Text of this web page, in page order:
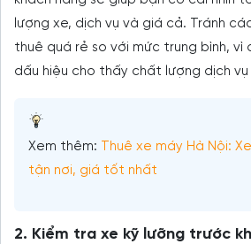
lượng xe, dịch vụ và giá cả. Tránh
thuê quá rẻ so với mức trung bình, vì
dấu hiệu cho thấy chất lượng dịch
Xem thêm:
Thuê xe máy Hà Nội:
tận nơi, giá tốt nhất
2. Kiểm tra xe kỹ lưỡng trước